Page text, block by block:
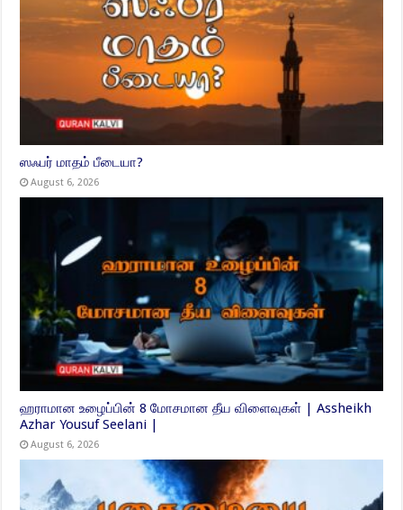
ஸஃபர் மாதம் பீடையா?
August 6, 2026
ஹராமான உழைப்பின் 8 மோசமான தீய விளைவுகள் | Assheikh
Azhar Yousuf Seelani |
August 6, 2026